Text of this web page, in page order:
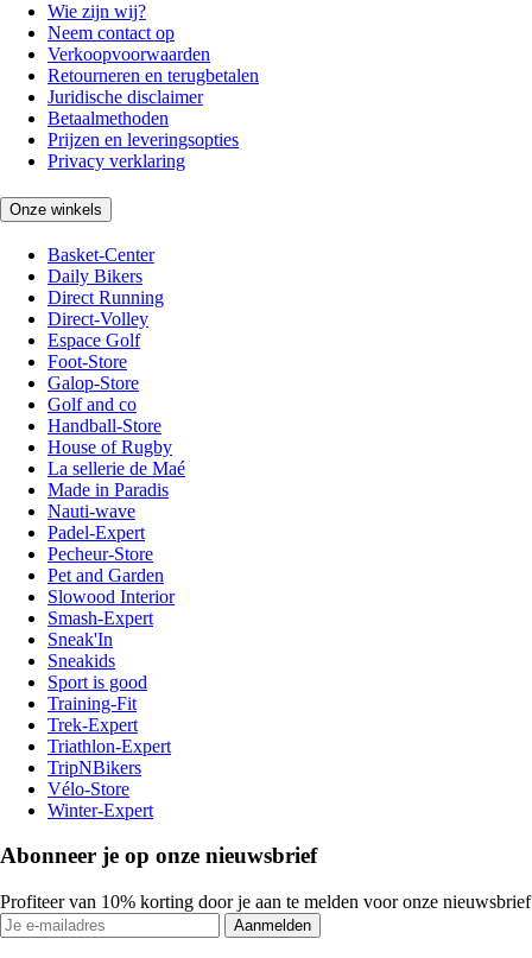
Wie zijn wij?
Neem contact op
Verkoopvoorwaarden
Retourneren en terugbetalen
Juridische disclaimer
Betaalmethoden
Prijzen en leveringsopties
Privacy verklaring
Onze winkels
Basket-Center
Daily Bikers
Direct Running
Direct-Volley
Espace Golf
Foot-Store
Galop-Store
Golf and co
Handball-Store
House of Rugby
La sellerie de Maé
Made in Paradis
Nauti-wave
Padel-Expert
Pecheur-Store
Pet and Garden
Slowood Interior
Smash-Expert
Sneak'In
Sneakids
Sport is good
Training-Fit
Trek-Expert
Triathlon-Expert
TripNBikers
Vélo-Store
Winter-Expert
Abonneer je op onze nieuwsbrief
Profiteer van 10% korting door je aan te melden voor onze nieuwsbrief
Aanmelden